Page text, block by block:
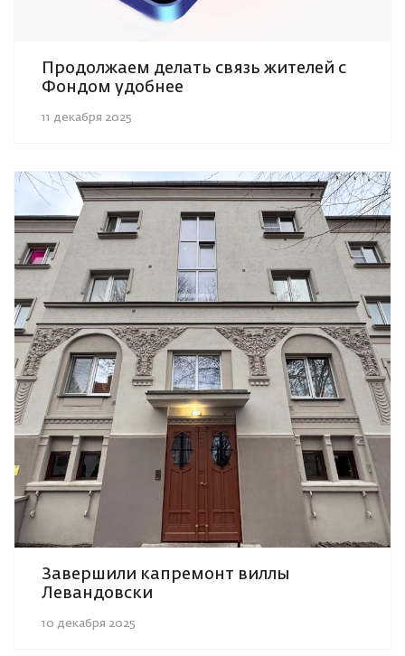
Продолжаем делать связь жителей с
Фондом удобнее
11 декабря 2025
Завершили капремонт виллы
Левандовски
10 декабря 2025